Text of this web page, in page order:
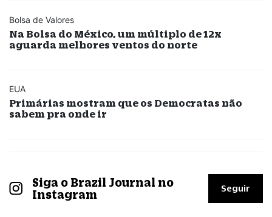
Bolsa de Valores
Na Bolsa do México, um múltiplo de 12x
aguarda melhores ventos do norte
EUA
Primárias mostram que os Democratas não
sabem pra onde ir
Siga o Brazil Journal no
Instagram
Seguir